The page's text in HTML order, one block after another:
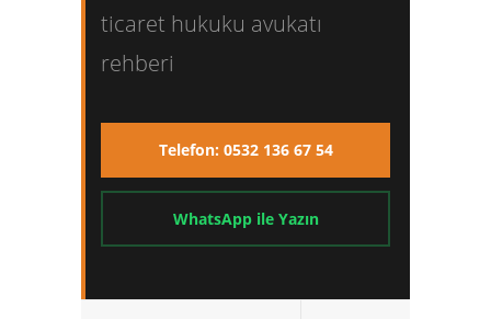
ticaret hukuku avukatı
rehberi
Telefon: 0532 136 67 54
WhatsApp ile Yazın